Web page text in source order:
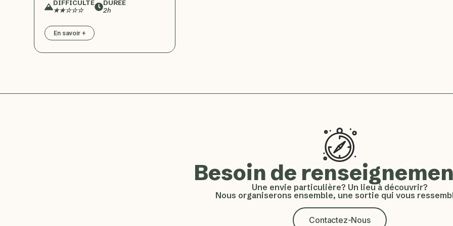
DIFFICULTÉ
★★☆☆☆
DURÉE
2h
En savoir +
Besoin de
Une envie particulière? Un lieu à découvrir?
Nous organiserons ensemble, une sortie qui vous
Contactez-Nous